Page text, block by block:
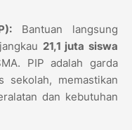
Bantuan langsung
21,1 juta siswa
PIP adalah garda
sekolah, memastikan
dan kebutuhan